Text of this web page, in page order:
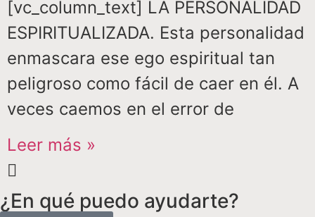
[vc_column_text] LA PERSONALIDAD
ESPIRITUALIZADA. Esta personalidad
enmascara ese ego espiritual tan
peligroso como fácil de caer en él. A
veces caemos en el error de
Leer más »
¿En qué puedo ayudarte?